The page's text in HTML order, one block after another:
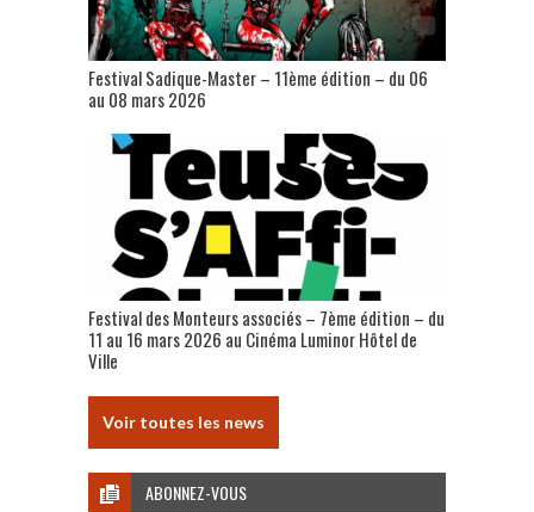
Festival Sadique-Master – 11ème édition – du 06
au 08 mars 2026
Festival des Monteurs associés – 7ème édition – du
11 au 16 mars 2026 au Cinéma Luminor Hôtel de
Ville
Voir toutes les news
ABONNEZ-VOUS